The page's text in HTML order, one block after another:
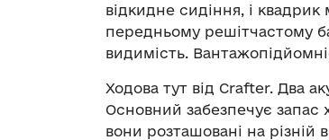
відкидне сидіння, і
передньому решітчастому
видимість.
Ходова тут від Crafter. Два
Основний забезпечує запас
вони розташовані на різній